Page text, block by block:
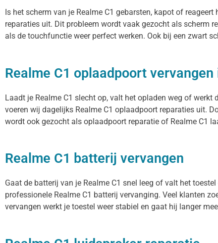
Is het scherm van je Realme C1 gebarsten, kapot of
reparaties uit. Dit probleem wordt vaak gezocht als scherm
als de touchfunctie weer perfect werken. Ook bij een zwart
Realme C1 oplaadpoort
Laadt je Realme C1 slecht op, valt het opladen weg of
voeren wij dagelijks Realme C1 oplaadpoort reparaties uit.
wordt ook gezocht als oplaadpoort reparatie of Realme C1
Realme C1 batterij vervangen
Gaat de batterij van je Realme C1 snel leeg of valt het
professionele Realme C1 batterij vervanging. Veel klanten
vervangen werkt je toestel weer stabiel en gaat hij langer